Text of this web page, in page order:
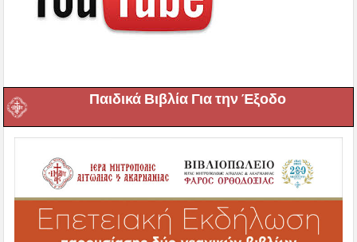
Παιδικά Βιβλία Για την Έξοδο